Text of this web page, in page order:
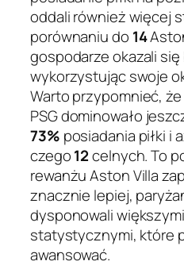
oddali również więcej
porównaniu do 14
gospodarze okazali
wykorzystując swoje
Warto przypomnieć,
PSG dominowało
73% posiadania piłki i
czego12celnych. To
rewanżu Aston Villa
znacznie lepiej,
dysponowali
statystycznymi, które
awansować.